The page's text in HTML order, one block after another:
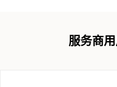
服务商